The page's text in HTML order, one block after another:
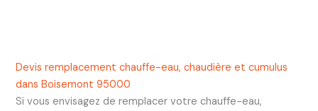
Devis remplacement chauffe-eau, chaudière et cumulus
dans Boisemont 95000
Si vous envisagez de remplacer votre chauffe-eau,